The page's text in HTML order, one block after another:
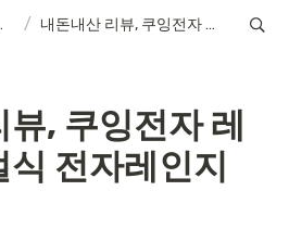
기 / 내돈내산 리뷰, 쿠잉전자 레트로 다이얼식 전자레인지 20L
, 쿠잉전자 레
식 전자레인지